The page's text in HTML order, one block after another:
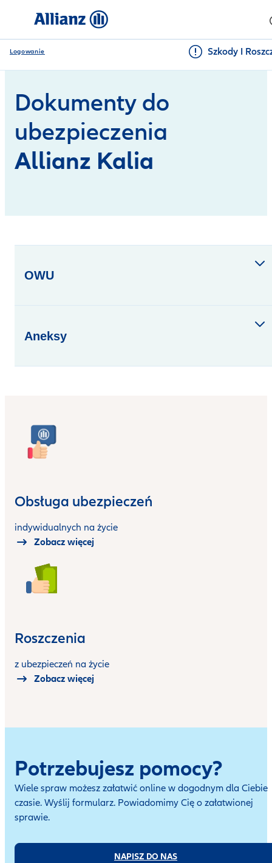
Logowanie Szkody I
Dokumenty do
ubezpieczenia
Allianz Kalia
OWU
Aneksy
Obsługa ubezpieczeń
indywidualnych na życie
Zobacz więcej
Roszczenia
z ubezpieczeń na życie
Zobacz więcej
Potrzebujesz pomocy?
Wiele spraw możesz załatwić online w dogodnym dla Ciebie
czasie. Wyślij formularz. Powiadomimy Cię o załatwionej
sprawie.
NAPISZ DO NAS